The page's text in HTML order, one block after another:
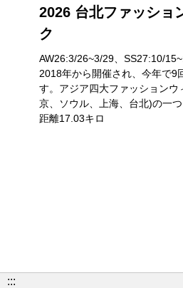
2026 台北ファッショ
ク
AW26:3/26~3/29、SS27:10/
2018年から開催され、今年で9
す。アジア四大ファッションウ
京、ソウル、上海、台北)の一つ
距離17.03キロ
:::